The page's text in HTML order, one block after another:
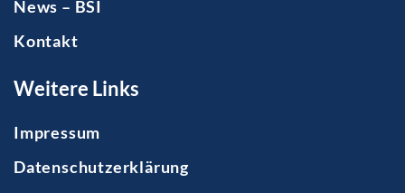
News – BSI
Kontakt
Weitere Links
Impressum
Datenschutzerklärung